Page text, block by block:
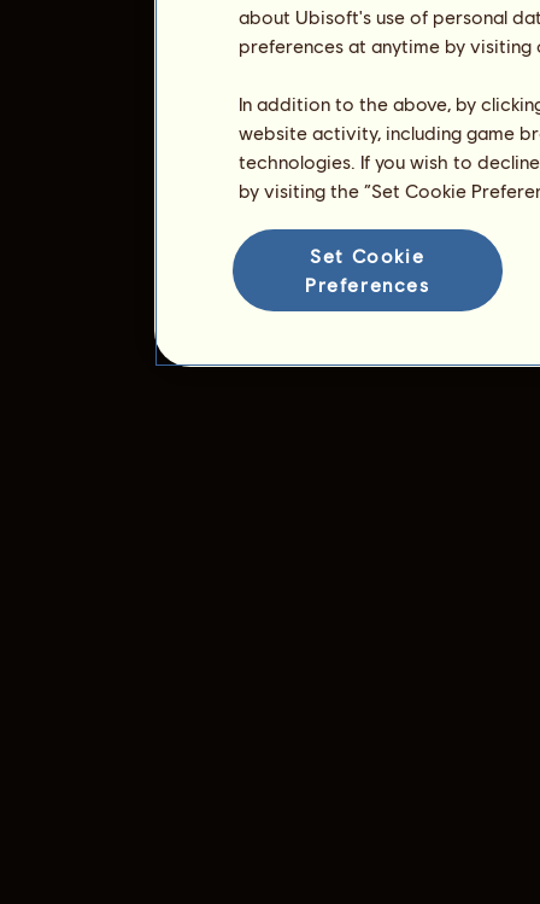
about Ubisoft's use of personal
preferences at anytime by
In addition to the above, by
website activity, including game
technologies. If you wish to
by visiting the “Set Cookie
Set Cookie
Preferences